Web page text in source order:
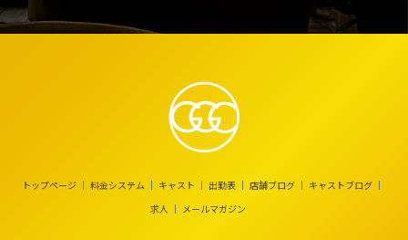
トップページ 料金システム キャスト 出勤表 店舗ブログ
キャストブログ
求人
メールマガジン